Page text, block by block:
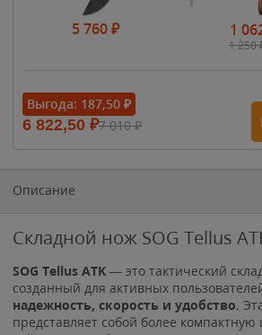
5 760₽ 1
1 250
1 900
Выгода: 187,50 ₽
6 822,50 ₽7 010₽
Описание
Складной нож SOG Tellus
SOG Tellus ATK — это тактический
созданный для активных
надежность, скорость и удобство.
представляет собой более